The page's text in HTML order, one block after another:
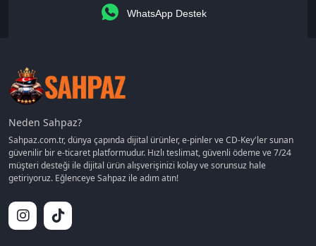
WhatsApp Destek
Neden Sahpaz?
Sahpaz.com.tr, dünya çapında dijital ürünler, e-pinler ve CD-Key'ler sunan
güvenilir bir e-ticaret platformudur. Hızlı teslimat, güvenli ödeme ve 7/24
müşteri desteği ile dijital ürün alışverişinizi kolay ve sorunsuz hale
getiriyoruz. Eğlenceye Sahpaz ile adım atın!